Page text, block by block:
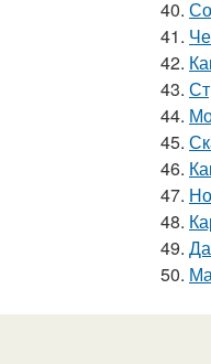
40.
41.
42.
43.
44.
45.
46.
47.
48.
49.
50.